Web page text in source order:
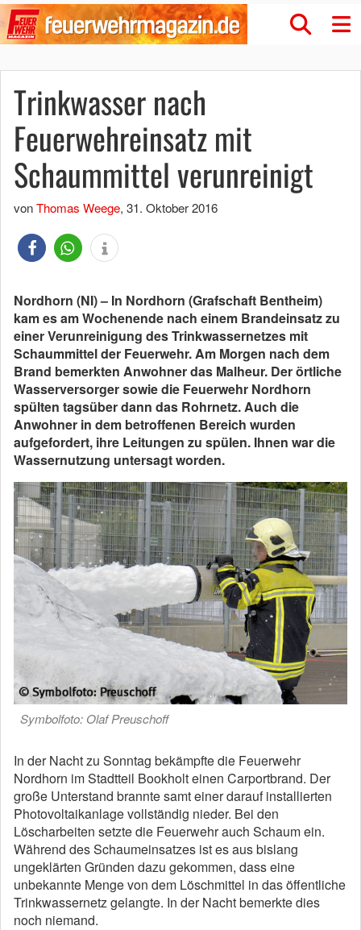
Trinkwasser nach
Feuerwehreinsatz mit
Schaummittel verunreinigt
vonThomas Weege, 31. Oktober 2016
Nordhorn (NI) – In Nordhorn (Grafschaft Bentheim)
kam es am Wochenende nach einem Brandeinsatz zu
einer Verunreinigung des Trinkwassernetzes mit
Schaummittel der Feuerwehr. Am Morgen nach dem
Brand bemerkten Anwohner das Malheur. Der örtliche
Wasserversorger sowie die Feuerwehr Nordhorn
spülten tagsüber dann das Rohrnetz. Auch die
Anwohner in dem betroffenen Bereich wurden
aufgefordert, ihre Leitungen zu spülen. Ihnen war die
Wassernutzung untersagt worden.
Symbolfoto: Olaf Preuschoff
In der Nacht zu Sonntag bekämpfte die Feuerwehr
Nordhorn im Stadtteil Bookholt einen Carportbrand. Der
große Unterstand brannte samt einer darauf installierten
Photovoltaikanlage vollständig nieder. Bei den
Löscharbeiten setzte die Feuerwehr auch Schaum ein.
Während des Schaumeinsatzes ist es aus bislang
ungeklärten Gründen dazu gekommen, dass eine
unbekannte Menge von dem Löschmittel in das öffentliche
Trinkwassernetz gelangte. In der Nacht bemerkte dies
noch niemand.